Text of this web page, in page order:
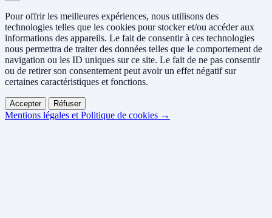
Pour offrir les meilleures expériences, nous utilisons des
technologies telles que les cookies pour stocker et/ou accéder aux
informations des appareils. Le fait de consentir à ces technologies
nous permettra de traiter des données telles que le comportement de
navigation ou les ID uniques sur ce site. Le fait de ne pas consentir
ou de retirer son consentement peut avoir un effet négatif sur
certaines caractéristiques et fonctions.
Accepter Réfuser
Mentions légales et Politique de cookies →